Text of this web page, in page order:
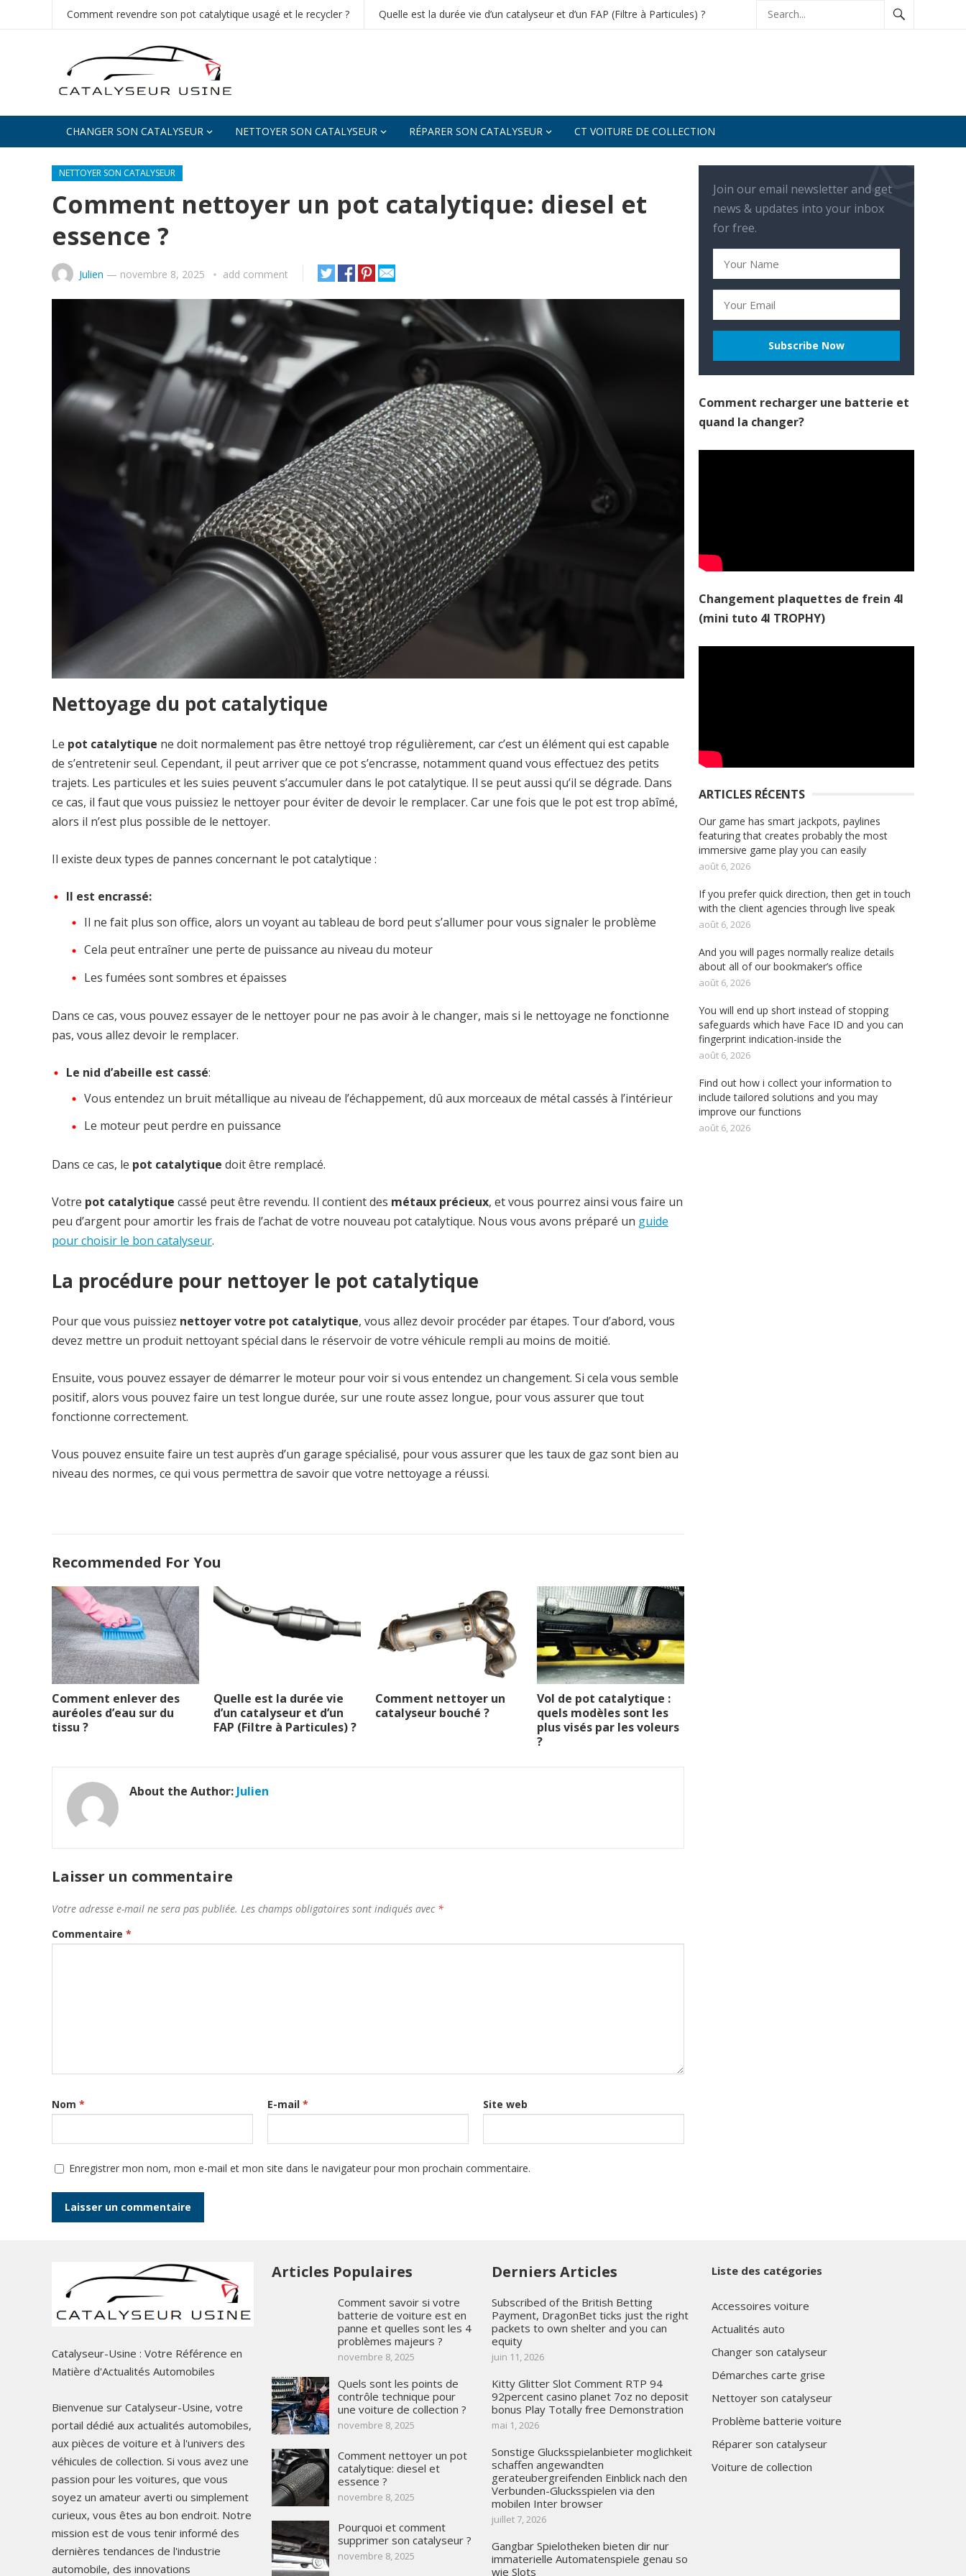
Comment revendre son pot catalytique usagé et le recycler ? Quelle est la durée vie d’un catalyseur et d’un FAP (Filtre à Particules) ?
CHANGER SON CATALYSEUR NETTOYER SON CATALYSEUR RÉPARER SON CATALYSEUR CT VOITURE DE COLLECTION
NETTOYER SON CATALYSEUR
Comment nettoyer un pot catalytique: diesel et
essence ?
Julien — novembre 8, 2025 add comment
Nettoyage du pot catalytique
Le pot catalytique ne doit normalement pas être nettoyé trop régulièrement, car c’est un élément qui est capable
de s’entretenir seul. Cependant, il peut arriver que ce pot s’encrasse, notamment quand vous effectuez des petits
trajets. Les particules et les suies peuvent s’accumuler dans le pot catalytique. Il se peut aussi qu’il se dégrade. Dans
ce cas, il faut que vous puissiez le nettoyer pour éviter de devoir le remplacer. Car une fois que le pot est trop abîmé,
alors il n’est plus possible de le nettoyer.
Il existe deux types de pannes concernant le pot catalytique :
Il est encrassé:
Il ne fait plus son office, alors un voyant au tableau de bord peut s’allumer pour vous signaler le problème
Cela peut entraîner une perte de puissance au niveau du moteur
Les fumées sont sombres et épaisses
Dans ce cas, vous pouvez essayer de le nettoyer pour ne pas avoir à le changer, mais si le nettoyage ne fonctionne
pas, vous allez devoir le remplacer.
Le nid d’abeille est cassé:
Vous entendez un bruit métallique au niveau de l’échappement, dû aux morceaux de métal cassés à l’intérieur
Le moteur peut perdre en puissance
Dans ce cas, le pot catalytique doit être remplacé.
Votre pot catalytique cassé peut être revendu. Il contient des métaux précieux, et vous pourrez ainsi vous faire un
peu d’argent pour amortir les frais de l’achat de votre nouveau pot catalytique. Nous vous avons préparé un guide
pour choisir le bon catalyseur.
La procédure pour nettoyer le pot catalytique
Pour que vous puissiez nettoyer votre pot catalytique, vous allez devoir procéder par étapes. Tour d’abord, vous
devez mettre un produit nettoyant spécial dans le réservoir de votre véhicule rempli au moins de moitié.
Ensuite, vous pouvez essayer de démarrer le moteur pour voir si vous entendez un changement. Si cela vous semble
positif, alors vous pouvez faire un test longue durée, sur une route assez longue, pour vous assurer que tout
fonctionne correctement.
Vous pouvez ensuite faire un test auprès d’un garage spécialisé, pour vous assurer que les taux de gaz sont bien au
niveau des normes, ce qui vous permettra de savoir que votre nettoyage a réussi.
Recommended For You
Comment enlever des
auréoles d’eau sur du
tissu ?
Quelle est la durée vie
d’un catalyseur et d’un
FAP (Filtre à Particules) ?
Comment nettoyer un
catalyseur bouché ?
Vol de pot catalytique :
quels modèles sont les
plus visés par les voleurs
?
About the Author: Julien
Laisser un commentaire
Votre adresse e-mail ne sera pas publiée. Les champs obligatoires sont indiqués avec *
Commentaire *
Nom * E-mail * Site web
Enregistrer mon nom, mon e-mail et mon site dans le navigateur pour mon prochain commentaire.
Join our email newsletter and get
news & updates into your inbox
for free.
Comment recharger une batterie et
quand la changer?
Changement plaquettes de frein 4l
(mini tuto 4l TROPHY)
ARTICLES RÉCENTS
Our game has smart jackpots, paylines
featuring that creates probably the most
immersive game play you can easily
août 6, 2026
If you prefer quick direction, then get in touch
with the client agencies through live speak
août 6, 2026
And you will pages normally realize details
about all of our bookmaker’s office
août 6, 2026
You will end up short instead of stopping
safeguards which have Face ID and you can
fingerprint indication-inside the
août 6, 2026
Find out how i collect your information to
include tailored solutions and you may
improve our functions
août 6, 2026
Catalyseur-Usine : Votre Référence en
Matière d'Actualités Automobiles
Bienvenue sur Catalyseur-Usine, votre
portail dédié aux actualités automobiles,
aux pièces de voiture et à l'univers des
véhicules de collection. Si vous avez une
passion pour les voitures, que vous
soyez un amateur averti ou simplement
curieux, vous êtes au bon endroit. Notre
mission est de vous tenir informé des
dernières tendances de l'industrie
automobile, des innovations
Articles Populaires
Comment savoir si votre
batterie de voiture est en
panne et quelles sont les 4
problèmes majeurs ?
novembre 8, 2025
Quels sont les points de
contrôle technique pour
une voiture de collection ?
novembre 8, 2025
Comment nettoyer un pot
catalytique: diesel et
essence ?
novembre 8, 2025
Pourquoi et comment
supprimer son catalyseur ?
novembre 8, 2025
Derniers Articles
Subscribed of the British Betting
Payment, DragonBet ticks just the right
packets to own shelter and you can
equity
juin 11, 2026
Kitty Glitter Slot Comment RTP 94
92percent casino planet 7oz no deposit
bonus Play Totally free Demonstration
mai 1, 2026
Sonstige Glucksspielanbieter moglichkeit
schaffen angewandten
gerateubergreifenden Einblick nach den
Verbunden-Glucksspielen via den
mobilen Inter browser
juillet 7, 2026
Gangbar Spielotheken bieten dir nur
immaterielle Automatenspiele genau so
wie Slots
Liste des catégories
Accessoires voiture
Actualités auto
Changer son catalyseur
Démarches carte grise
Nettoyer son catalyseur
Problème batterie voiture
Réparer son catalyseur
Voiture de collection